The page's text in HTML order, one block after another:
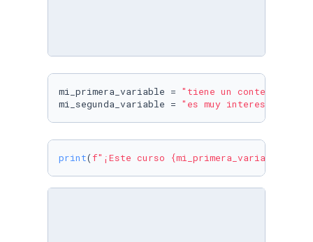
mi_primera_variable = "tiene un contenido
mi_segunda_variable = "es muy interesante"
print( f"¡Este curso {mi_primera_variable}